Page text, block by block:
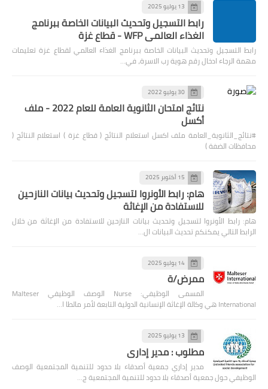
13 يوليو 2025
رابط التسجيل وتحديث البيانات الخاصة ببرنامج
الغذاء العالمي WFP - قطاع غزة
رابط التسجيل وتحديث البيانات الخاصة ببرنامج الغذاء العالمي لقطاع غزة تعليمات
مهمة الرجاء ادخال رقم هوية رب الاسرة، في…
30 يوليو 2022
نتائج امتحان الثانوية العامة للعام 2022 - ملف
أكسل
#نتائج_الثانوية_العامة ملف اكسل استعلام النتائج ( قطاع غزة ) استعلام النتائج (
محافظات الضفة )
15 أكتوبر 2025
هام: رابط الأونروا لتسجيل وتحديث بيانات النازحين
للاستفادة من الإغاثة
هام: رابط الأونروا لتسجيل وتحديث بيانات النازحين للاستفادة من الإغاثة من خلال
الرابط التالي يمكنكم تحديث البيانات ال…
14 يوليو 2025
ممرض/ة
المسمى الوظيفي: Nurse الوصف الوظيفي Malteser
International هي وكالة الإغاثة الإنسانية الدولية التابعة لأمر مالطا ا…
13 يوليو 2025
مطلوب : مدير إداري
مدير إداري جمعية أصدقاء بلا حدود للتنمية المجتمعية الوصف
الوظيفي حول جمعية أصدقاء بلا حدود للتنمية المجتمعية ج…